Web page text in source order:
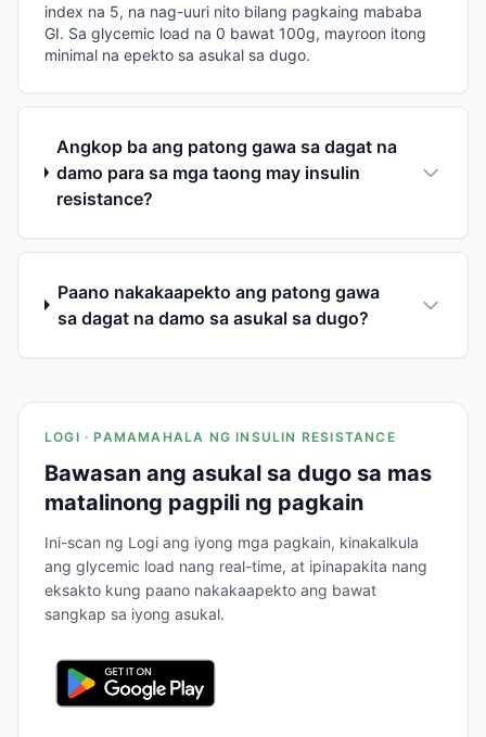
index na 5, na nag-uuri nito bilang pagkaing mababa
GI. Sa glycemic load na 0 bawat 100g, mayroon itong
minimal na epekto sa asukal sa dugo.
Angkop ba ang patong gawa sa dagat na
damo para sa mga taong may insulin
resistance?
Paano nakakaapekto ang patong gawa
sa dagat na damo sa asukal sa dugo?
LOGI · PAMAMAHALA NG INSULIN RESISTANCE
Bawasan ang asukal sa dugo sa mas
matalinong pagpili ng pagkain
Ini-scan ng Logi ang iyong mga pagkain, kinakalkula
ang glycemic load nang real-time, at ipinapakita nang
eksakto kung paano nakakaapekto ang bawat
sangkap sa iyong asukal.